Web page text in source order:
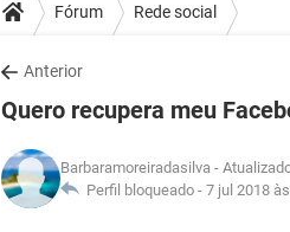
Fórum Rede social
Anterior
Quero recupera meu
Barbaramoreiradasilva -
Perfil bloqueado - 7 jul 2018